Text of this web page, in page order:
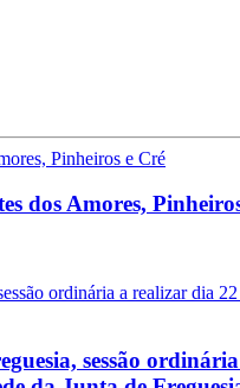
dos Amores,
sessão